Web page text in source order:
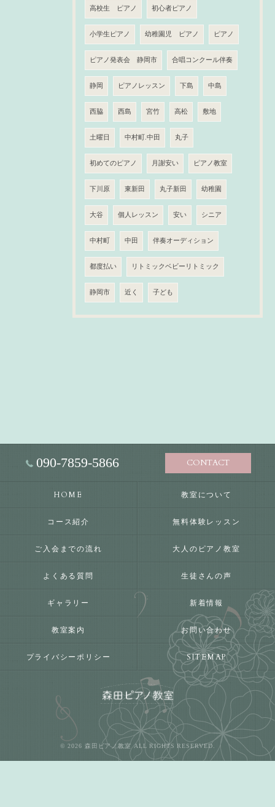
高校生 ピアノ 初心者ピアノ
小学生ピアノ 幼稚園児 ピアノ ピアノ
ピアノ発表会 静岡市 合唱コンクール伴奏
静岡 ピアノレッスン 下島 中島
西脇 西島 宮竹 高松 敷地
土曜日 中村町.中田 丸子
初めてのピアノ 月謝安い ピアノ教室
下川原 東新田 丸子新田 幼稚園
大谷 個人レッスン 安い シニア
中村町 中田 伴奏オーディション
都度払い リトミックベビーリトミック
静岡市 近く 子ども
090-7859-5866 CONTACT
HOME 教室について
コース紹介 無料体験レッスン
ご入会までの流れ 大人のピアノ教室
よくある質問 生徒さんの声
ギャラリー 新着情報
教室案内 お問い合わせ
プライバシーポリシー SITEMAP
© 2026 森田ピアノ教室 ALL RIGHTS RESERVED.